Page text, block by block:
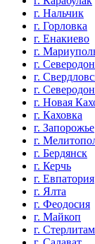
г. Нальчик
г. Горловка
г. Енакиево
г.
г.
г.
г.
г. Новая
г. Каховка
г. Запорожье
г.
г. Бердянск
г. Керчь
г. Евпатория
г. Ялта
г. Феодосия
г. Майкоп
г.